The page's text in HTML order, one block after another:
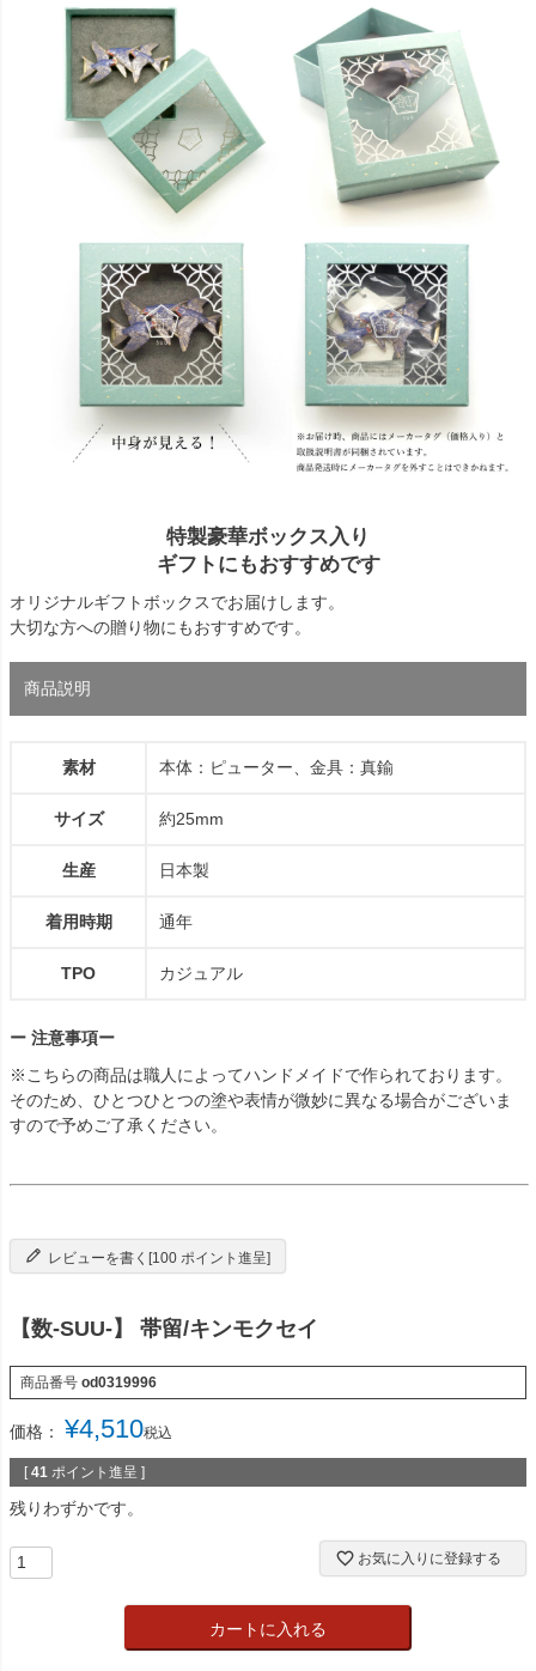
特製豪華ボックス入り
ギフトにもおすすめです
オリジナルギフトボックスでお届けします。
大切な方への贈り物にもおすすめです。
商品説明
素材 本体：ピューター、金具：真鍮
サイズ 約25mm
生産 日本製
着用時期 通年
TPO カジュアル
ー 注意事項ー
※こちらの商品は職人によってハンドメイドで作られております。
そのため、ひとつひとつの塗や表情が微妙に異なる場合がございま
すので予めご了承ください。
レビューを書く[100 ポイント進呈]
【数-SUU-】 帯留/キンモクセイ
商品番号 od0319996
価格： ¥4,510税込
[ 41 ポイント進呈 ]
残りわずかです。
お気に入りに登録する
カートに入れる